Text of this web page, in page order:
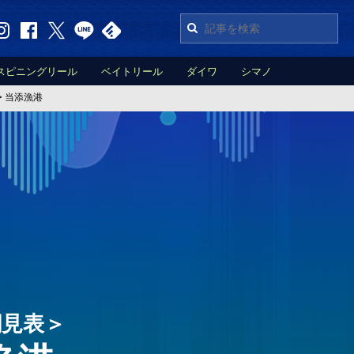
ピニングリール ベイトリール ダイワ シマノ
当添漁港
表＞